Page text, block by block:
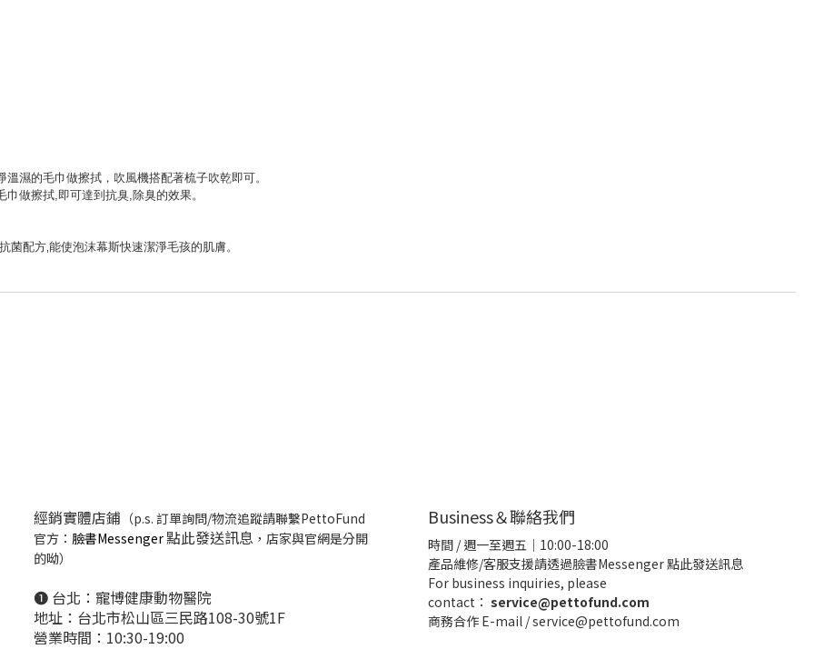
濕的毛巾做擦拭，吹風機搭配著梳子吹乾即可。
做擦拭,即可達到抗臭,除臭的效果。
配方‚能使泡沫幕斯快速潔淨毛孩的肌膚。
經銷實體店鋪 （p.s. 訂單詢問/物流追蹤請聯繫PettoFund
官方： 臉書Messenger點此發送訊息 ，店家與官網是分開
的呦）
❶ 台北： 寵博健康動物醫院
地址：台北市松山區三民路108-30號1F
營業時間：10:30-19:00
Business＆聯絡我們
時間 / 週一至週五｜10:00-18:00
產品維修/客服支援請透過臉書Messenger點此發送訊息
For business inquiries, please
contact： service@pettofund.com
商務合作 E-mail / service@pettofund.com